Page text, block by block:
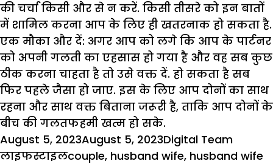
की चर्चा किसी और से न करें. किसी तीसरे को इन बातों
में शामिल करना आप के लिए ही खतरनाक हो सकता है.
एक मौका और दें: अगर आप को लगे कि आप के पार्टनर
को अपनी गलती का एहसास हो गया है और वह सब कुछ
ठीक करना चाहता है तो उसे वक्त दें. हो सकता है सब
फिर पहले जैसा हो जाए. इस के लिए आप दोनों का साथ
रहना और साथ वक्त बिताना जरूरी है, ताकि आप दोनों के
बीच की गलतफहमी खत्म हो सके.
Posted
on
August 5, 2023August 5, 2023Author
Digital Team
लाइफस्टाइलTags
couple, husband wife, husband wife